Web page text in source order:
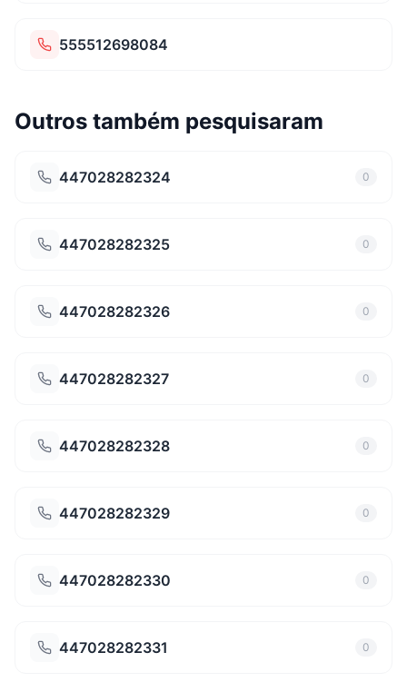
555512698084
Outros também pesquisaram
447028282324 0
447028282325 0
447028282326 0
447028282327 0
447028282328 0
447028282329 0
447028282330 0
447028282331 0